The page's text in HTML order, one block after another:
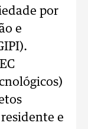
por
e
e